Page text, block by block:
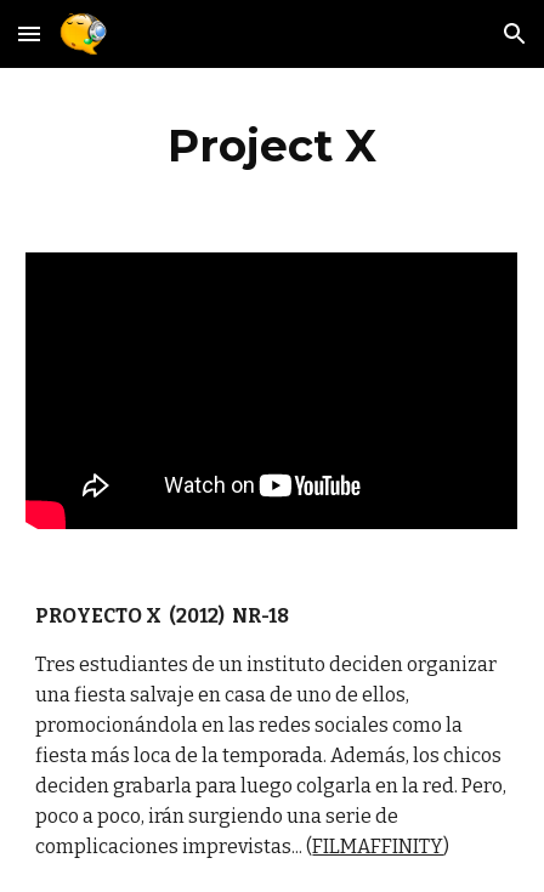
Skip to main content Skip to navigation
Project X
PROYECTO X (2012) NR-18
Tres estudiantes de un instituto deciden organizar
una fiesta salvaje en casa de uno de ellos,
promocionándola en las redes sociales como la
fiesta más loca de la temporada. Además, los chicos
deciden grabarla para luego colgarla en la red. Pero,
poco a poco, irán surgiendo una serie de
complicaciones imprevistas... (FILMAFFINITY)